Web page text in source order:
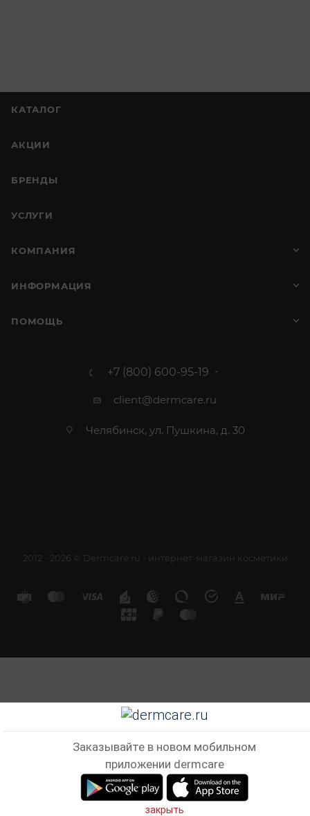
КАТАЛОГ
АКЦИИ
БРЕНДЫ
УСЛУГИ
КОМПАНИЯ
ИНФОРМАЦИЯ
ПОМОЩЬ
+7 (800) 600-95-19
client@dermcare.ru
Челябинск, ул. Пушкина, д. 30
2012 - 2026 © Dermcare.ru - интернет-магазин косметики
Заказывайте в новом мобильном
приложении dermcare
закрыть